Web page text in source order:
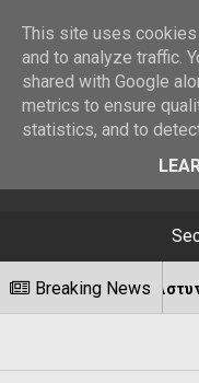
Breaking News
Αστυνομικών
This site uses
and to analyze traffic.
shared with Google
metrics to ensure
statistics, and to